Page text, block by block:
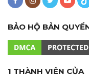
BẢO HỘ BẢN
1 THÀNH VIÊN CỦA